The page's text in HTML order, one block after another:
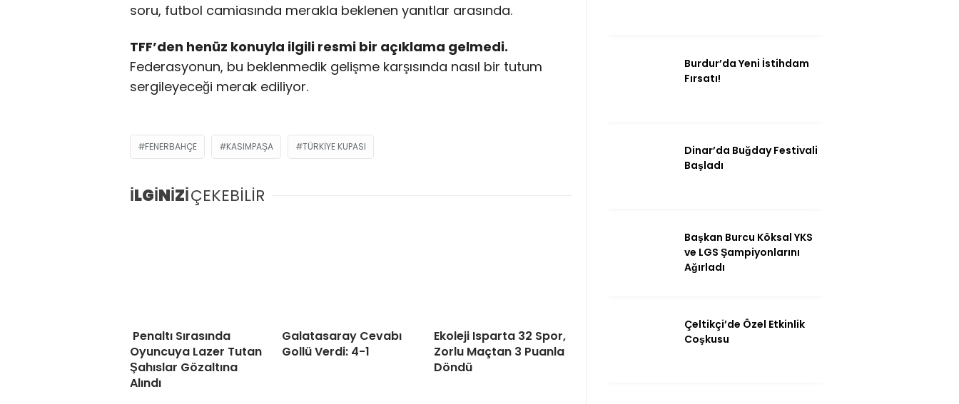
soru, futbol camiasında merakla beklenen yanıtlar arasında.
TFF’den henüz konuyla ilgili resmi bir açıklama gelmedi.
Federasyonun, bu beklenmedik gelişme karşısında nasıl bir tutum
sergileyeceği merak ediliyor.
FENERBAHÇE KASIMPAŞA TÜRKIYE KUPASI
İLGİNİZİÇEKEBİLİR
Penaltı Sırasında
Oyuncuya Lazer Tutan
Şahıslar Gözaltına
Alındı
Galatasaray Cevabı
Gollü Verdi: 4-1
Ekoleji Isparta 32 Spor,
Zorlu Maçtan 3 Puanla
Döndü
Burdur’da Yeni İstihdam
Fırsatı!
Dinar’da Buğday Festivali
Başladı
Başkan Burcu Köksal YKS
ve LGS Şampiyonlarını
Ağırladı
Çeltikçi’de Özel Etkinlik
Coşkusu